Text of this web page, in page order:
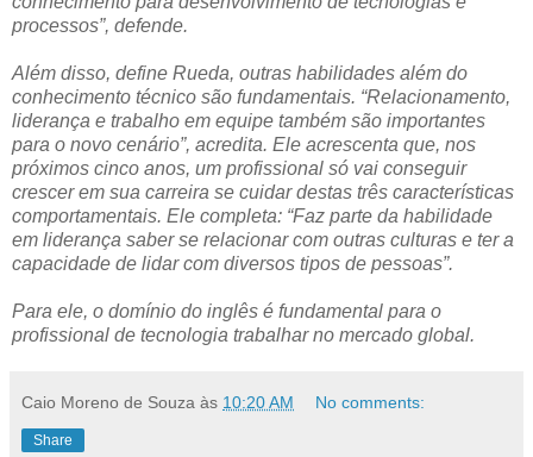
processos”, defende.
Além disso, define Rueda, outras habilidades além do
conhecimento técnico são fundamentais. “Relacionamento,
liderança e trabalho em equipe também são importantes
para o novo cenário”, acredita. Ele acrescenta que, nos
próximos cinco anos, um profissional só vai conseguir
crescer em sua carreira se cuidar destas três características
comportamentais. Ele completa: “Faz parte da habilidade
em liderança saber se relacionar com outras culturas e ter a
capacidade de lidar com diversos tipos de pessoas”.
Para ele, o domínio do inglês é fundamental para o
profissional de tecnologia trabalhar no mercado global.
Caio Moreno de Souza às 10:20 AM No comments:
Share